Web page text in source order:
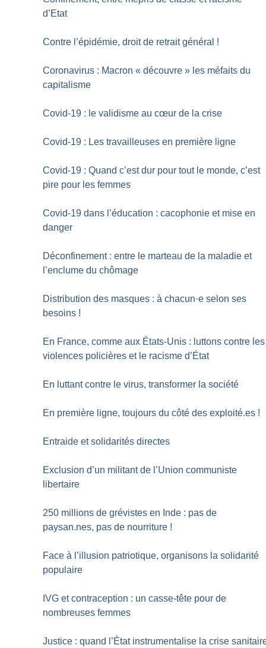
d’Etat
Contre l’épidémie, droit de retrait général !
Coronavirus : Macron « découvre » les méfaits du
capitalisme
Covid-19 : le validisme au cœur de la crise
Covid-19 : Les travailleuses en première ligne
Covid-19 : Quand c’est dur pour tout le monde, c’est
pire pour les femmes
Covid-19 dans l’éducation : cacophonie et mise en
danger
Déconfinement : entre le marteau de la maladie et
l’enclume du chômage
Distribution des masques : à chacun·e selon ses
besoins !
En France, comme aux États-Unis : luttons contre les
violences policières et le racisme d’État
En luttant contre le virus, transformer la société
En première ligne, toujours du côté des exploité.es !
Entraide et solidarités directes
Exclusion d’un militant de l’Union communiste
libertaire
250 millions de grévistes en Inde : pas de
paysan.nes, pas de nourriture !
Face à l’illusion patriotique, organisons la solidarité
populaire
IVG et contraception : un casse-tête pour de
nombreuses femmes
Justice : quand l’État instrumentalise la crise